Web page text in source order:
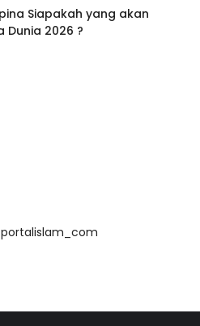
Siapakah yang akan
Dunia 2026 ?